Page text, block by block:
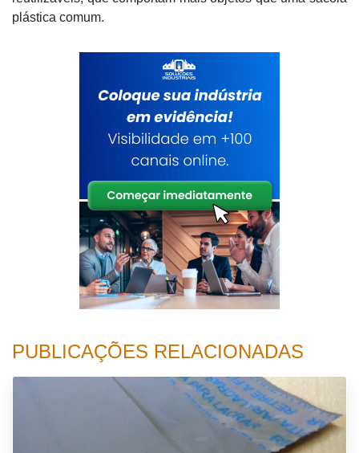
plástica comum.
PUBLICAÇÕES RELACIONADAS